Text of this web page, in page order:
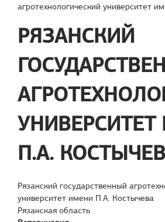
агротехнологический университет
РЯЗАНСКИЙ
П.А.
Рязанский государственный
университет имени П.А. Костычева
Рязанская область